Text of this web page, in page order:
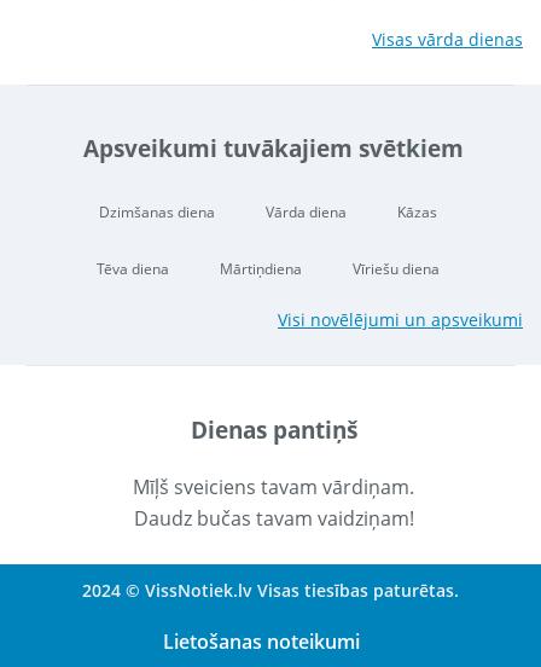
Visas vārda dienas
Apsveikumi tuvākajiem svētkiem
Dzimšanas diena Vārda diena Kāzas
Tēva diena Mārtiņdiena Vīriešu diena
Visi novēlējumi un apsveikumi
Dienas pantiņš
Mīļš sveiciens tavam vārdiņam.
Daudz bučas tavam vaidziņam!
2024 © VissNotiek.lv Visas tiesības paturētas.
Lietošanas noteikumi